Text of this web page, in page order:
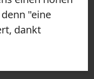
"eine
dankt